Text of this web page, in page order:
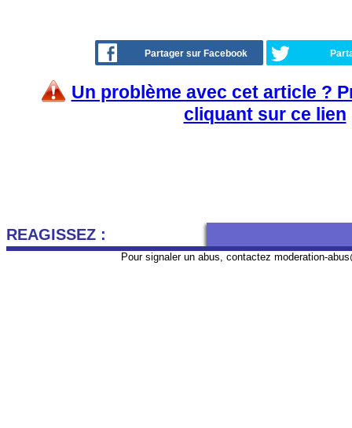
Partager sur Facebook
Un problème avec cet article ?
cliquant sur ce lien
REAGISSEZ :
Pour signaler un abus, contactez moderation-